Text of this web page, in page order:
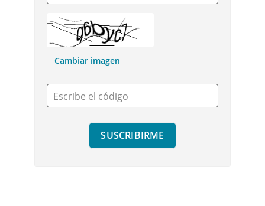
Cambiar imagen
Escribe el código